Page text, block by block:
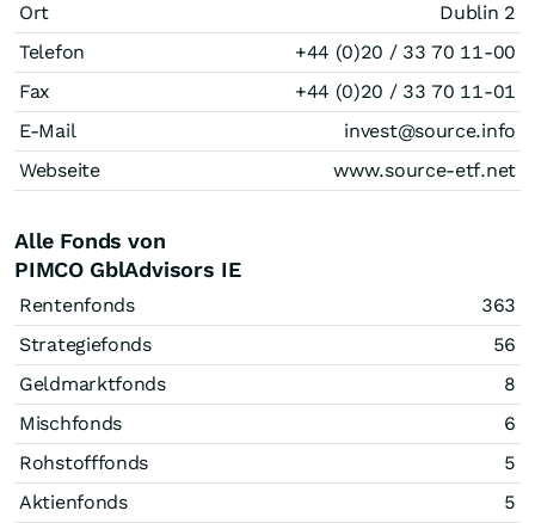
Ort
Dublin 2
Telefon
+44 (0)20 / 33 70 11-00
Fax
+44 (0)20 / 33 70 11-01
E-Mail
invest@source.info
Webseite
www.source-etf.net
Alle Fonds von
PIMCO GblAdvisors IE
Rentenfonds
363
Strategiefonds
56
Geldmarktfonds
8
Mischfonds
6
Rohstofffonds
5
Aktienfonds
5